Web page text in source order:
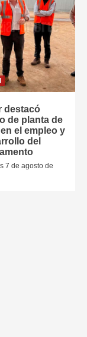
destacó
de planta de
el empleo y
del
7 de agosto de